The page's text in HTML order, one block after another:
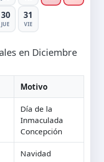
30
JUE
31
VIE
en Diciembre
Motivo
Día de la
Inmaculada
Concepción
Navidad